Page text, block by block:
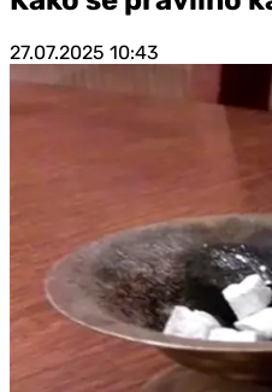
27.07.2025 10:43